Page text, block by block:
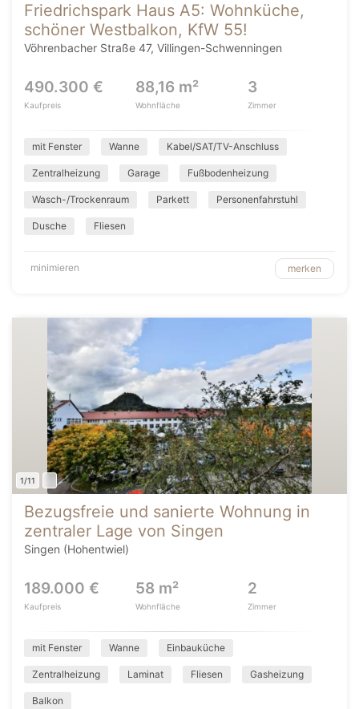
Friedrichspark Haus A5: Wohnküche,
schöner Westbalkon, KfW 55!
Vöhrenbacher Straße 47, Villingen-Schwenningen
490.300 €
Kaufpreis
88,16 m²
Wohnfläche
3
Zimmer
mit Fenster Wanne Kabel/SAT/TV-Anschluss
Zentralheizung Garage Fußbodenheizung
Wasch-/Trockenraum Parkett Personenfahrstuhl
Dusche Fliesen
minimieren merken
1/11
Bezugsfreie und sanierte Wohnung in
zentraler Lage von Singen
Singen (Hohentwiel)
189.000 €
Kaufpreis
58 m²
Wohnfläche
2
Zimmer
mit Fenster Wanne Einbauküche
Zentralheizung Laminat Fliesen Gasheizung
Balkon